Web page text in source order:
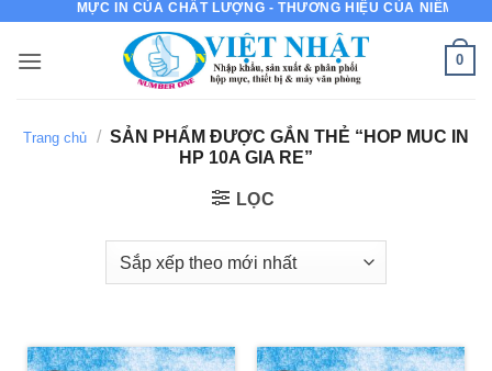
nội
MỰC IN CỦA CHẤT LƯỢNG - THƯƠNG HIỆU CỦA NIỀM TIN
0
Trang chủ / SẢN PHẨM ĐƯỢC GẮN THẺ “HOP MUC IN
HP 10A GIA RE”
LỌC